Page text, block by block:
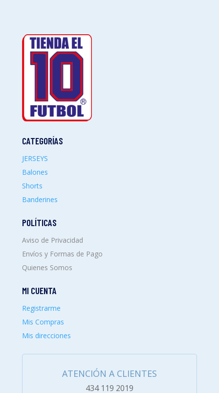
CATEGORÍAS
JERSEYS
Balones
Shorts
Banderines
POLÍTICAS
Aviso de Privacidad
Envíos y Formas de Pago
Quienes Somos
MI CUENTA
Registrarme
Mis Compras
Mis direcciones
ATENCIÓN A CLIENTES
434 119 2019